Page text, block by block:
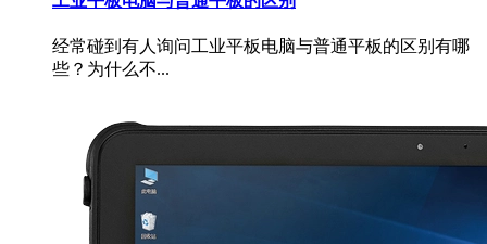
经常碰到有人询问工业平板电脑与普通平板的区别有哪
些？为什么不...